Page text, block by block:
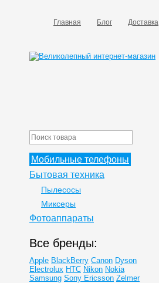
Главная Блог Доставка
Мобильные телефоны
Бытовая техника
Пылесосы
Миксеры
Фотоаппараты
Все бренды:
Apple BlackBerry Canon Dyson
Electrolux HTC Nikon Nokia
Samsung Sony Ericsson Zelmer